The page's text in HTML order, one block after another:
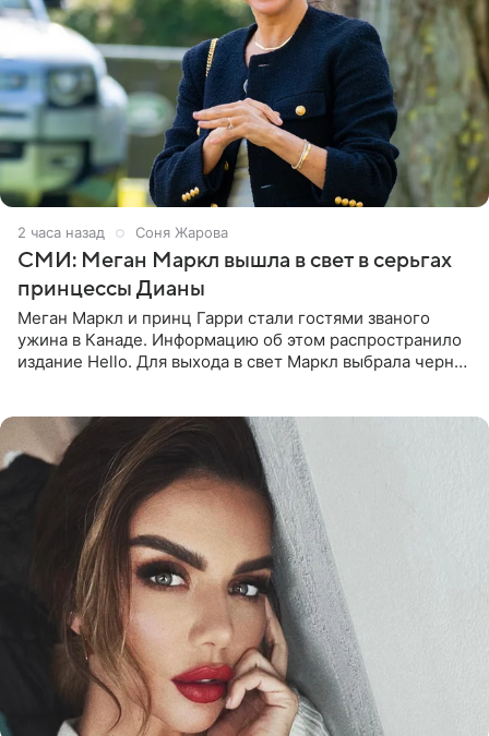
2 часа назад Соня Жарова
СМИ: Меган Маркл вышла в свет в серьгах
принцессы Дианы
Меган Маркл и принц Гарри стали гостями званого
ужина в Канаде. Информацию об этом распространило
издание Hello. Для выхода в свет Маркл выбрала черное